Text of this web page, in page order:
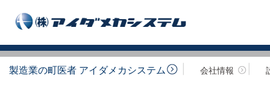
製造業の町医者 アイダメカシステム 会社情報